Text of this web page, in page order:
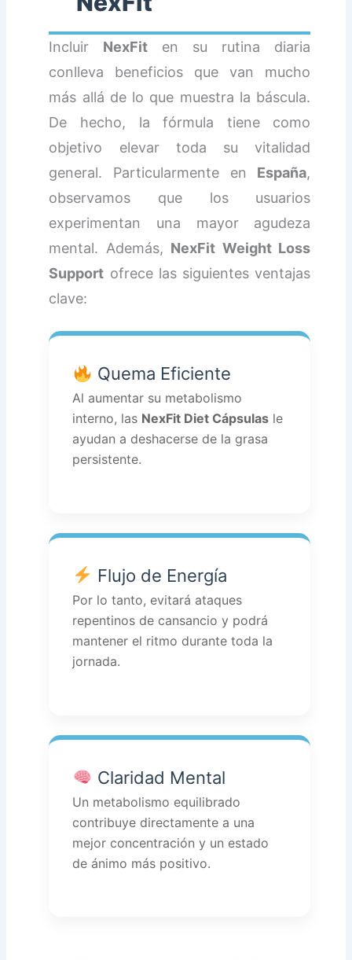
Incluir NexFit en su rutina diaria
conlleva beneficios que van mucho
más allá de lo que muestra la báscula.
De hecho, la fórmula tiene como
objetivo elevar toda su vitalidad
general. Particularmente en España,
observamos que los usuarios
experimentan una mayor agudeza
mental. Además, NexFit Weight Loss
Support ofrece las siguientes ventajas
clave:
Quema Eficiente
Al aumentar su metabolismo
interno, las NexFit Diet Cápsulas le
ayudan a deshacerse de la grasa
persistente.
Flujo de Energía
Por lo tanto, evitará ataques
repentinos de cansancio y podrá
mantener el ritmo durante toda la
jornada.
Claridad Mental
Un metabolismo equilibrado
contribuye directamente a una
mejor concentración y un estado
de ánimo más positivo.